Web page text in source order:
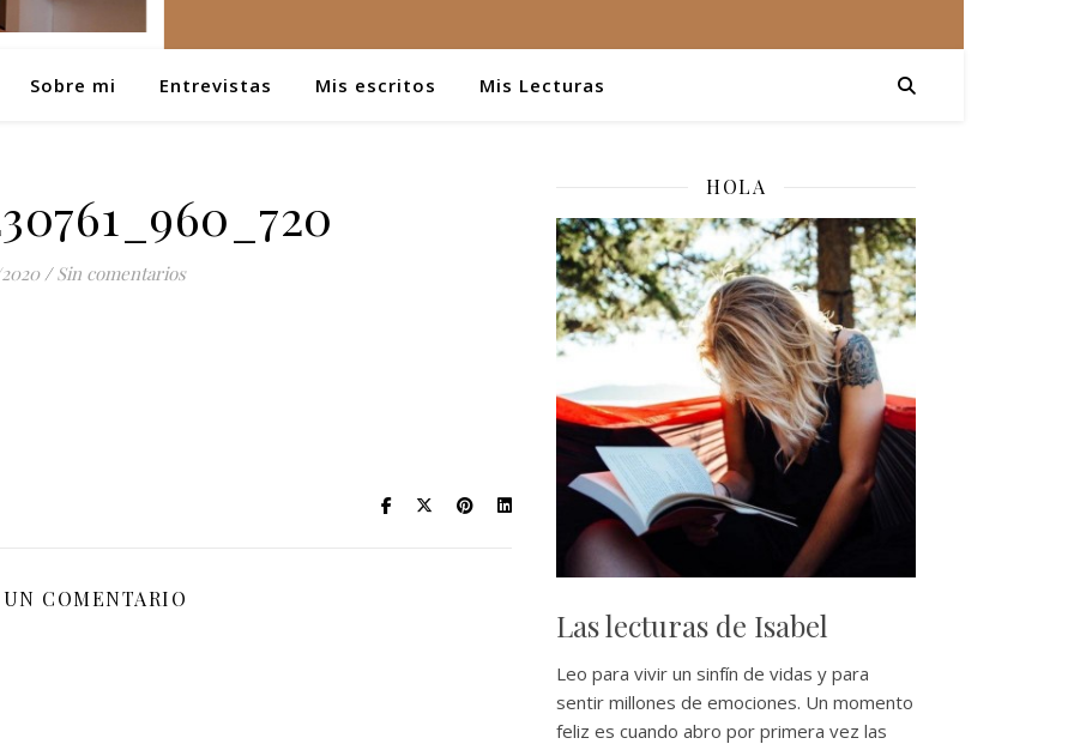
Sobre mi Entrevistas Mis escritos Mis Lecturas
/ Sin comentarios
UN COMENTARIO
HOLA
Las lecturas de Isabel
Leo para vivir un sinfín de vidas y para
sentir millones de emociones. Un momento
feliz es cuando abro por primera vez las